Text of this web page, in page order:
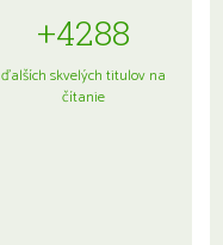
+4288
ďalších skvelých titulov na
čítanie